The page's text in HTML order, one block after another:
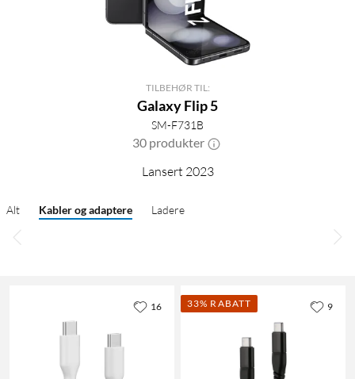
TILBEHØR TIL:
Galaxy Flip 5
SM-F731B
30 produkter
Lansert 2023
Alt Kabler og adaptere Ladere
16 33% RABATT 9